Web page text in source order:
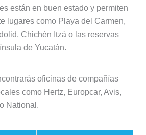
están en buen estado y permiten
lugares como Playa del Carmen,
Chichén Itzá o las reservas
de Yucatán.
oficinas de compañías
como Hertz, Europcar, Avis,
National.